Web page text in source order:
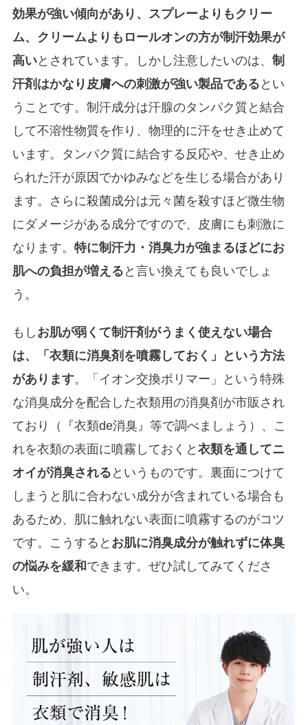
効果が強い傾向があり、スプレーよりもクリー
ム、クリームよりもロールオンの方が制汗効果が
高いとされています。しかし注意したいのは、 制
汗剤はかなり皮膚への刺激が強い製品である とい
うことです。制汗成分は汗腺のタンパク質と結合
して不溶性物質を作り、物理的に汗をせき止めて
います。タンパク質に結合する反応や、せき止め
られた汗が原因でかゆみなどを生じる場合があり
ます。さらに殺菌成分は元々菌を殺すほど微生物
にダメージがある成分ですので、皮膚にも刺激に
なります。 特に制汗力・消臭力が強まるほどにお
肌への負担が増える と言い換えても良いでしょ
う。
もし お肌が弱くて制汗剤がうまく使えない場合
は、「衣類に消臭剤を噴霧しておく」という方法
があります。「イオン交換ポリマー」という特殊
な消臭成分を配合した衣類用の消臭剤が市販され
ており（『衣類de消臭』等で調べましょう）、こ
れを衣類の表面に噴霧しておくと 衣類を通してニ
オイが消臭される というものです。裏面につけて
しまうと肌に合わない成分が含まれている場合も
あるため、肌に触れない表面に噴霧するのがコツ
です。こうすると お肌に消臭成分が触れずに体臭
の悩みを緩和できます。ぜひ試してみてくださ
い。